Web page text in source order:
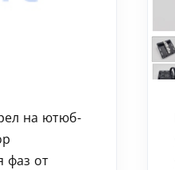
на ютюб-
фаз от